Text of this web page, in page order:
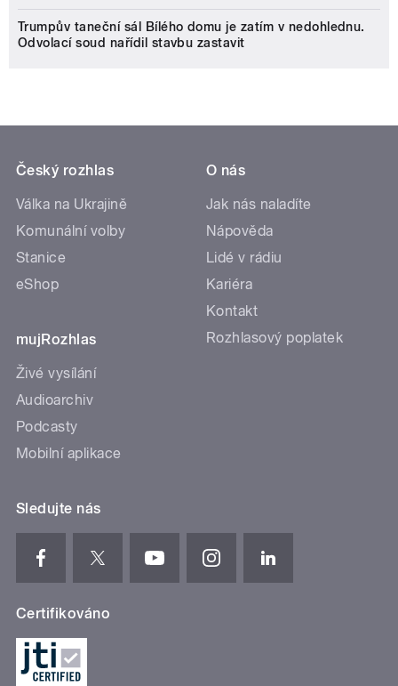
Trumpův taneční sál Bílého domu je zatím v nedohlednu.
Odvolací soud nařídil stavbu zastavit
Český rozhlas
Válka na Ukrajině
Komunální volby
Stanice
eShop
mujRozhlas
Živé vysílání
Audioarchiv
Podcasty
Mobilní aplikace
O nás
Jak nás naladíte
Nápověda
Lidé v rádiu
Kariéra
Kontakt
Rozhlasový poplatek
Sledujte nás
Certifikováno